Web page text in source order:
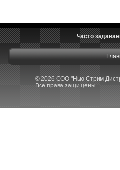
Часто
© 2026 ООО "Нью Стрим
Все права защищены